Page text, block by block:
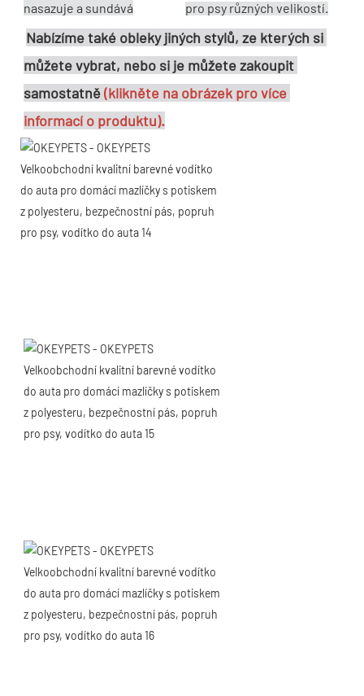
nasazuje a sundává
pro psy různých velikostí.
Nabízíme také obleky jiných stylů, ze kterých si
můžete vybrat, nebo si je můžete zakoupit
samostatně (klikněte na obrázek pro více
informací o produktu).